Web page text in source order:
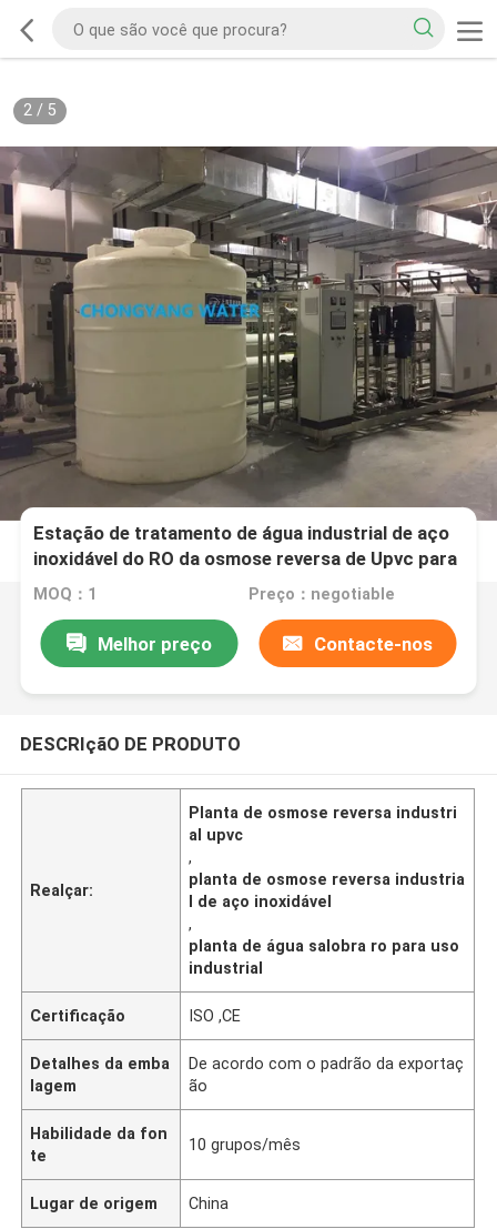
2/ 5
Estação de tratamento de água industrial de aço
inoxidável do RO da osmose reversa de Upvc para
o uso industrial
MOQ：1 Preço：negotiable
Melhor preço Contacte-nos
DESCRIçãO DE PRODUTO
Realçar:
Planta de osmose reversa industri
al upvc
,
planta de osmose reversa industria
l de aço inoxidável
,
planta de água salobra ro para uso
industrial
Certificação ISO ,CE
Detalhes da emba
lagem
De acordo com o padrão da exportaç
ão
Habilidade da fon
te
10 grupos/mês
Lugar de origem China